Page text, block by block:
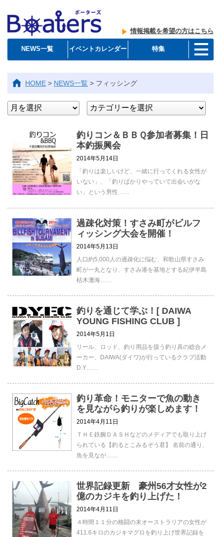
情報掲載を希望の方はこちら
NEWS一覧 イベントカレンダー 特集
HOME > NEWS一覧 > フィッシング
釣りコン＆ＢＢＱ参加者募集！日
本釣振興会
2014年5月14日
「釣りは楽しいけど、一緒に行ってくれる女性が
いない」、「釣りばかりやっていて出会いがな
い」という男性……
過疎化対策！すさみ町がビルフ
ィッシング大会を開催！
2014年5月13日
人口約5,000人の過疎化に悩む、和歌山県すさみ
町が一丸となり、すさみ港を基地とする紀伊半島
枯木灘海……
釣りを通じて学ぶ！[ DAIWA
YOUNG FISHING CLUB ]
2014年5月1日
リール、ロッド、釣り用品を扱う釣り具の総合メ
ーカー、DAIWA(ダイワ)が行っているクラブ活動
D.Y……
釣り革命！モニターで魚の動き
を見ながら釣りが楽しめます！
2014年4月11日
ＴＨＥ鉄腕ＤＡＳＨなどのメディアでも取り上げ
られている【釣るとこみるぞう君】 名前の通り、
魚を見なが……
世界記録更新 豪州56才女性が2
億のカジキを釣り上げた！
2014年4月11日
４時間１１分の格闘の末オーストラリアの女性が
411.6キロのカジキマグロを釣り上げ世界記録を